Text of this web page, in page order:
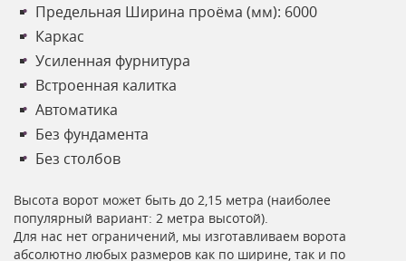
Предельная Ширина проёма (мм): 6000
Каркас
Усиленная фурнитура
Встроенная калитка
Автоматика
Без фундамента
Без столбов
Высота ворот может быть до 2,15 метра (наиболее
популярный вариант: 2 метра высотой).
Для нас нет ограничений, мы изготавливаем ворота
абсолютно любых размеров как по ширине, так и по